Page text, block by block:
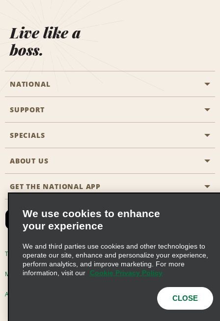
Live like a
boss.
NATIONAL
General Aviation
Travel Agent Reservations
Reserve for Someone Else
CAA
Emerald Club Sign In
Emerald Club Enroll
Emerald Club Benefits
SUPPORT
Customers with Disabilities
FAQs
Site Map
SPECIALS
All Specials
ABOUT US
Company History
Social Responsibility
Global Franchise Opportunities
Career Opportunities
GET THE NATIONAL APP
Terms of Use Privacy Policy Cookie Policy
Multi-Year Accessibility Plan Privacy Choices
AdChoices © 2026 Enterprise Holdings, Inc. All Rights Reserved
We use cookies to enhance
your experience
We and third parties use cookies and other technologies to
operate our site, enhance and personalize your experience,
perform analytics, and improve marketing. For more
information, visit our
Cookie Privacy Policy
CLOSE